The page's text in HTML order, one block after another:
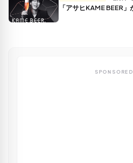
「アサヒKAME BEER
SPONSORED